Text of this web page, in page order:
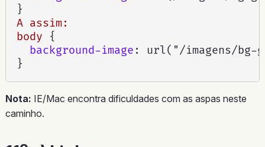
}
A assim:
body
{
background-image :
url("/imagens/
}
Nota: IE/Mac encontra dificuldades com as aspas neste
caminho.